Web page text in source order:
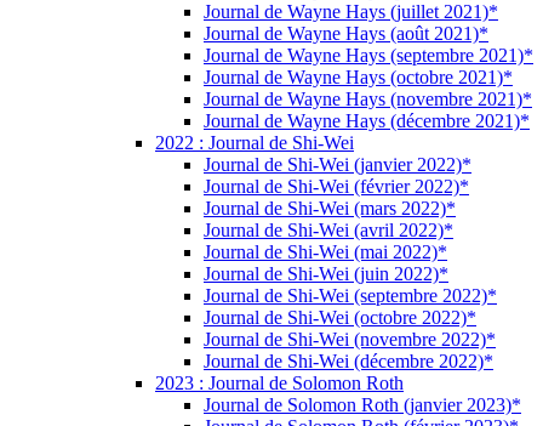
Journal de Wayne Hays (juillet 2021)*
Journal de Wayne Hays (août 2021)*
Journal de Wayne Hays (septembre 2021)*
Journal de Wayne Hays (octobre 2021)*
Journal de Wayne Hays (novembre 2021)*
Journal de Wayne Hays (décembre 2021)*
2022 : Journal de Shi-Wei
Journal de Shi-Wei (janvier 2022)*
Journal de Shi-Wei (février 2022)*
Journal de Shi-Wei (mars 2022)*
Journal de Shi-Wei (avril 2022)*
Journal de Shi-Wei (mai 2022)*
Journal de Shi-Wei (juin 2022)*
Journal de Shi-Wei (septembre 2022)*
Journal de Shi-Wei (octobre 2022)*
Journal de Shi-Wei (novembre 2022)*
Journal de Shi-Wei (décembre 2022)*
2023 : Journal de Solomon Roth
Journal de Solomon Roth (janvier 2023)*